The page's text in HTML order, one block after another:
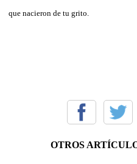
que nacieron de tu grito.
OTROS